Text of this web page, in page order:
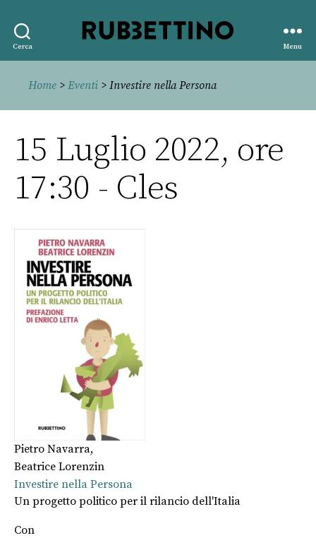
Cerca
editore
Menu
Home > Eventi > Investire nella Persona
15 Luglio 2022, ore
17:30 - Cles
Pietro Navarra,
Beatrice Lorenzin
Investire nella Persona
Un progetto politico per il rilancio dell'Italia
Con